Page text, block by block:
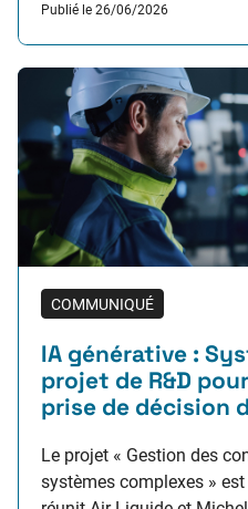
Publié le 26/06/2026
COMMUNIQUÉ
IA générative :
projet de R&D
prise de décision
Le projet « Gestion des
systèmes complexes »